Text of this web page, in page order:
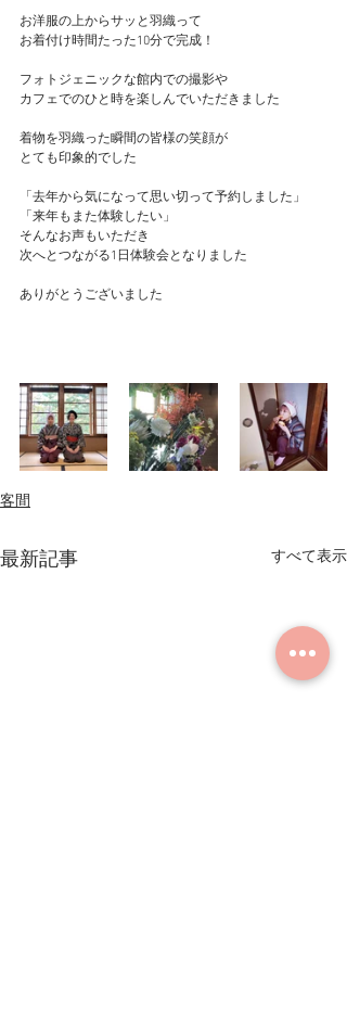
お洋服の上からサッと羽織って
お着付け時間たった10分で完成！
フォトジェニックな館内での撮影や
カフェでのひと時を楽しんでいただきました
着物を羽織った瞬間の皆様の笑顔が
とても印象的でした
「去年から気になって思い切って予約しました」
「来年もまた体験したい」
そんなお声もいただき
次へとつながる1日体験会となりました
ありがとうございました
客間
最新記事 すべて表示